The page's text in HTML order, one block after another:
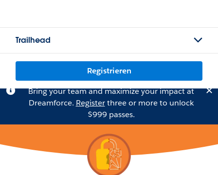
Trailhead
Registrieren
Bring your team and maximize your impact at
Dreamforce. Registerthree or more to unlock
$999 passes.